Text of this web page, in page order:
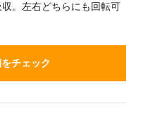
。左右どちらにも回転可
チェック